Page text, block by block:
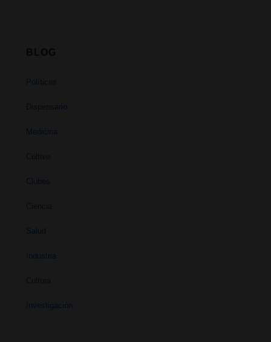
Políticas
Dispensario
Medicina
Cultivo
Clubes
Ciencia
Salud
Industria
Cultura
Investigación